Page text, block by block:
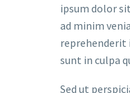
ipsum dolor
ad minim
reprehenderit
sunt in culpa
Sed ut